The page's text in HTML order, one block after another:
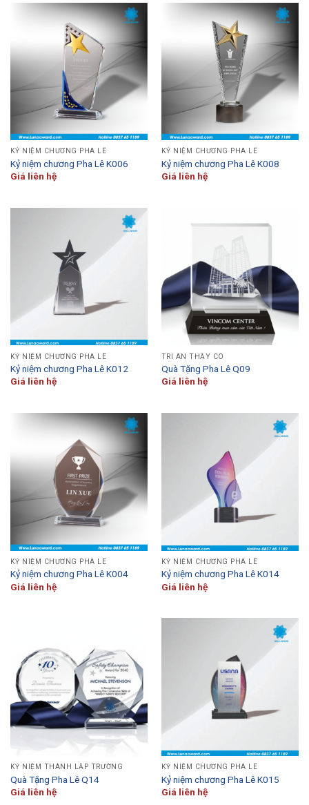
KỶ NIỆM CHƯƠNG PHA LÊ
Kỷ niệm chương Pha Lê K006
Giá liên hệ
KỶ NIỆM CHƯƠNG PHA LÊ
Kỷ niệm chương Pha Lê K008
Giá liên hệ
KỶ NIỆM CHƯƠNG PHA LÊ
Kỷ niệm chương Pha Lê K012
Giá liên hệ
TRI ÂN THẦY CÔ
Quà Tặng Pha Lê Q09
Giá liên hệ
KỶ NIỆM CHƯƠNG PHA LÊ
Kỷ niệm chương Pha Lê K004
Giá liên hệ
KỶ NIỆM CHƯƠNG PHA LÊ
Kỷ niệm chương Pha Lê K014
Giá liên hệ
KỶ NIỆM THÀNH LẬP TRƯỜNG
Quà Tặng Pha Lê Q14
Giá liên hệ
KỶ NIỆM CHƯƠNG PHA LÊ
Kỷ niệm chương Pha Lê K015
Giá liên hệ